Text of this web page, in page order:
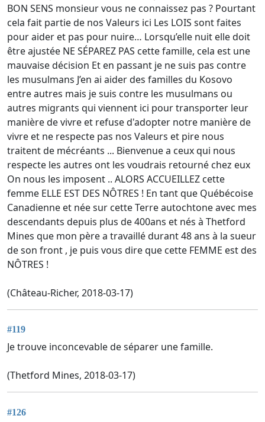
BON SENS monsieur vous ne connaissez pas ? Pourtant
cela fait partie de nos Valeurs ici Les LOIS sont faites
pour aider et pas pour nuire… Lorsqu’elle nuit elle doit
être ajustée NE SÉPAREZ PAS cette famille, cela est une
mauvaise décision Et en passant je ne suis pas contre
les musulmans J’en ai aider des familles du Kosovo
entre autres mais je suis contre les musulmans ou
autres migrants qui viennent ici pour transporter leur
manière de vivre et refuse d'adopter notre manière de
vivre et ne respecte pas nos Valeurs et pire nous
traitent de mécréants ... Bienvenue a ceux qui nous
respecte les autres ont les voudrais retourné chez eux
On nous les imposent .. ALORS ACCUEILLEZ cette
femme ELLE EST DES NÔTRES ! En tant que Québécoise
Canadienne et née sur cette Terre autochtone avec mes
descendants depuis plus de 400ans et nés à Thetford
Mines que mon père a travaillé durant 48 ans à la sueur
de son front , je puis vous dire que cette FEMME est des
NÔTRES !
(Château-Richer, 2018-03-17)
#119
Je trouve inconcevable de séparer une famille.
(Thetford Mines, 2018-03-17)
#126